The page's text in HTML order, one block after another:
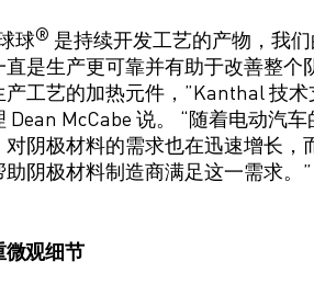
球® 是持续开发工艺的产物，我们
直是生产更可靠并有助于改善整个
产工艺的加热元件，”Kanthal 技术
Dean McCabe 说。 “随着电动汽车
对阴极材料的需求也在迅速增长 ，
助阴极材料制造商满足这一需求。”
微观细节